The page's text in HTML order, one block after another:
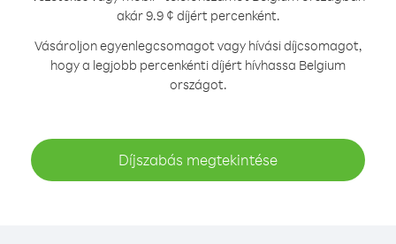
akár 9.9 ¢ díjért percenként.
Vásároljon egyenlegcsomagot vagy hívási díjcsomagot,
hogy a legjobb percenkénti díjért hívhassa Belgium
országot.
Díjszabás megtekintése